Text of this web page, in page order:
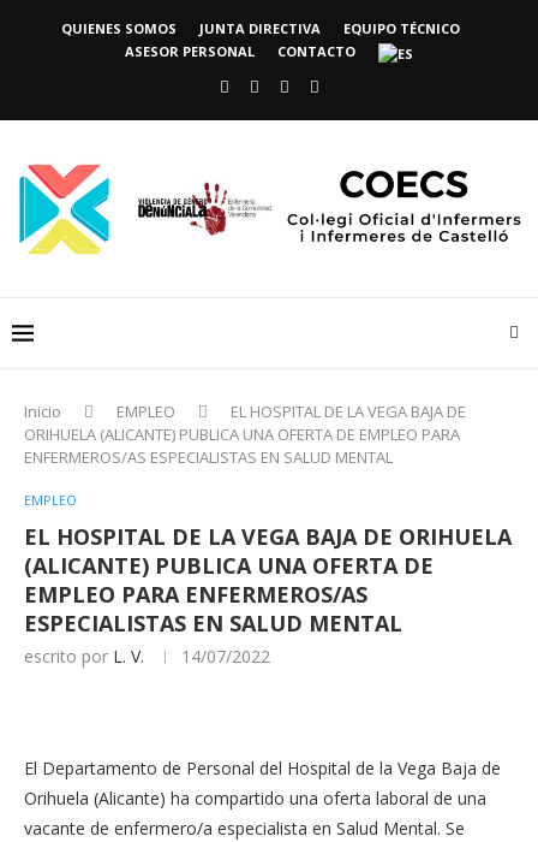
QUIENES SOMOS JUNTA DIRECTIVA
EQUIPO TÉCNICO
ASESOR PERSONAL
CONTACTO
Inicio EMPLEO
EL HOSPITAL DE LA VEGA BAJA DE
ORIHUELA (ALICANTE) PUBLICA UNA OFERTA DE EMPLEO PARA
ENFERMEROS/AS ESPECIALISTAS EN SALUD MENTAL
EMPLEO
EL HOSPITAL DE LA VEGA BAJA DE ORIHUELA
(ALICANTE) PUBLICA UNA OFERTA DE
EMPLEO PARA ENFERMEROS/AS
ESPECIALISTAS EN SALUD MENTAL
escrito por L. V. 14/07/2022
El Departamento de Personal del Hospital de la Vega Baja de
Orihuela (Alicante) ha compartido una oferta laboral de una
vacante de enfermero/a especialista en Salud Mental. Se